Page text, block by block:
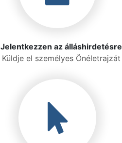
Jelentkezzen az álláshirdetésre
Küldje el személyes Önéletrajzát